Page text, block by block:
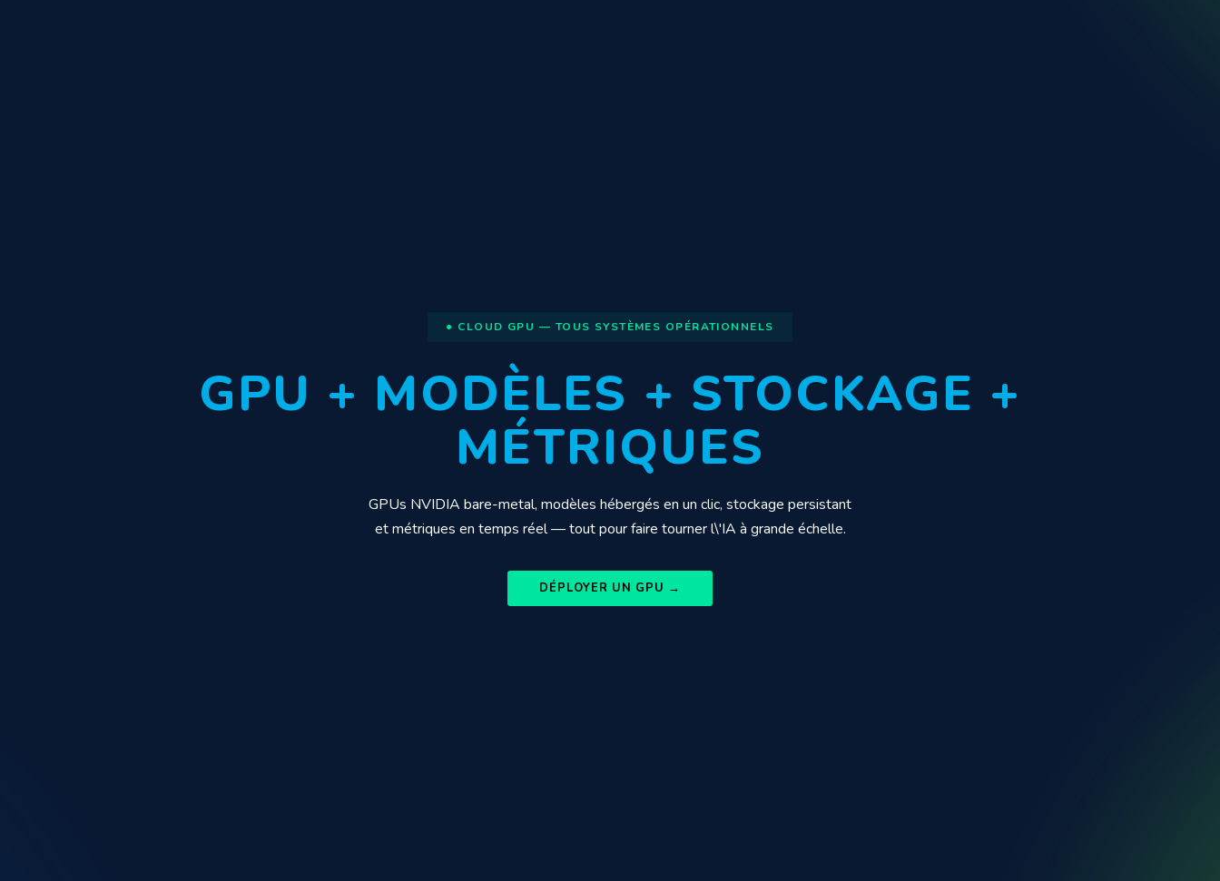
● CLOUD GPU — TOUS SYSTÈMES OPÉRATIONNELS
GPU + MODÈLES + STOCKAGE +
MÉTRIQUES
GPUs NVIDIA bare-metal, modèles hébergés en un clic, stockage persistant
et métriques en temps réel — tout pour faire tourner l\'IA à grande échelle.
DÉPLOYER UN GPU →